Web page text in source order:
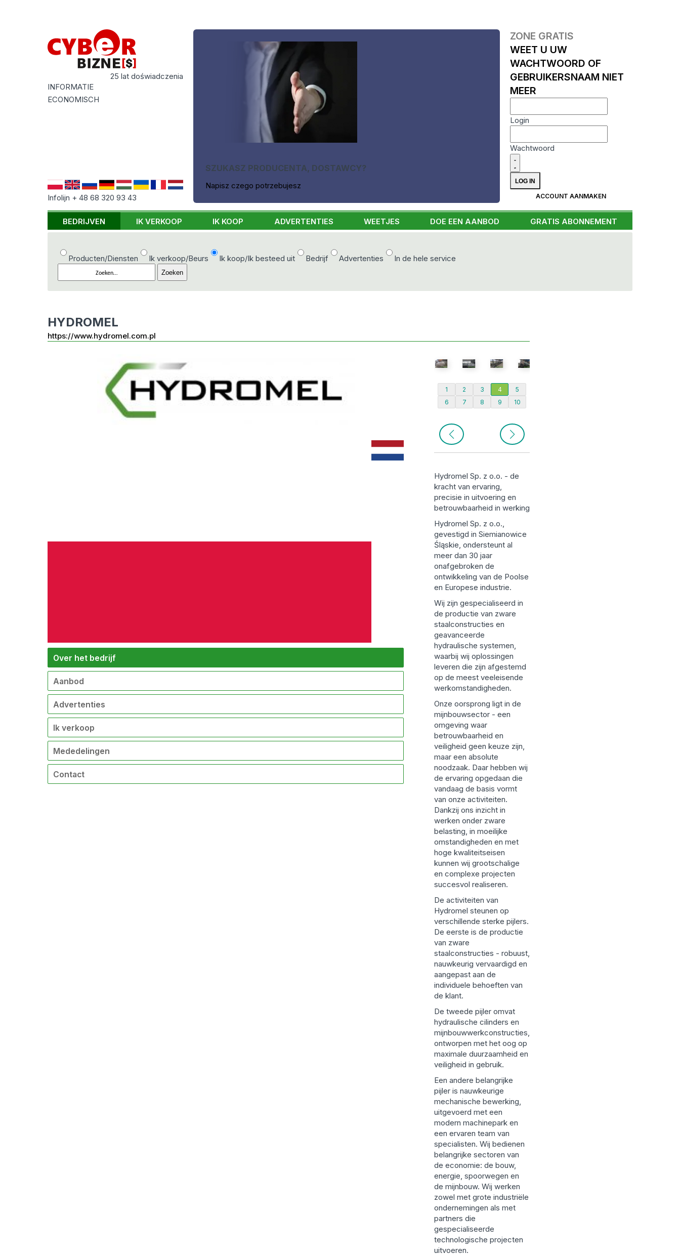
25 lat doświadczenia
INFORMATIE
ECONOMISCH
Infolijn + 48 68 320 93 43
SZUKASZ PRODUCENTA, DOSTAWCY?
Napisz czego potrzebujesz
ZONE GRATIS
WEET U UW
WACHTWOORD OF
GEBRUIKERSNAAM NIET
MEER
Login
Wachtwoord
ACCOUNT AANMAKEN
BEDRIJVEN IK VERKOOP IK KOOP ADVERTENTIES WEETJES DOE EEN AANBOD GRATIS ABONNEMENT
Producten/Diensten Ik verkoop/Beurs Ik koop/Ik besteed uit Bedrijf Advertenties In de hele service
HYDROMEL
https://www.hydromel.com.pl
Over het bedrijf
Aanbod
Advertenties
Ik verkoop
Mededelingen
Contact
1 2 3 4
5
6
7 8 9 10
Hydromel Sp. z o.o. - de
kracht van ervaring,
precisie in uitvoering en
betrouwbaarheid in werking
Hydromel Sp. z o.o.,
gevestigd in Siemianowice
Śląskie, ondersteunt al
meer dan 30 jaar
onafgebroken de
ontwikkeling van de Poolse
en Europese industrie.
Wij zijn gespecialiseerd in
de productie van zware
staalconstructies en
geavanceerde
hydraulische systemen,
waarbij wij oplossingen
leveren die zijn afgestemd
op de meest veeleisende
werkomstandigheden.
Onze oorsprong ligt in de
mijnbouwsector - een
omgeving waar
betrouwbaarheid en
veiligheid geen keuze zijn,
maar een absolute
noodzaak. Daar hebben wij
de ervaring opgedaan die
vandaag de basis vormt
van onze activiteiten.
Dankzij ons inzicht in
werken onder zware
belasting, in moeilijke
omstandigheden en met
hoge kwaliteitseisen
kunnen wij grootschalige
en complexe projecten
succesvol realiseren.
De activiteiten van
Hydromel steunen op
verschillende sterke pijlers.
De eerste is de productie
van zware
staalconstructies - robuust,
nauwkeurig vervaardigd en
aangepast aan de
individuele behoeften van
de klant.
De tweede pijler omvat
hydraulische cilinders en
mijnbouwwerkconstructies,
ontworpen met het oog op
maximale duurzaamheid en
veiligheid in gebruik.
Een andere belangrijke
pijler is nauwkeurige
mechanische bewerking,
uitgevoerd met een
modern machinepark en
een ervaren team van
specialisten. Wij bedienen
belangrijke sectoren van
de economie: de bouw,
energie, spoorwegen en
de mijnbouw. Wij werken
zowel met grote industriële
ondernemingen als met
partners die
gespecialiseerde
technologische projecten
uitvoeren.